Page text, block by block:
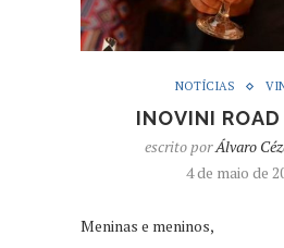
NOTÍCIAS
INOVINI
escrito porÁlvaro
4 de maio de
Meninas e meninos,